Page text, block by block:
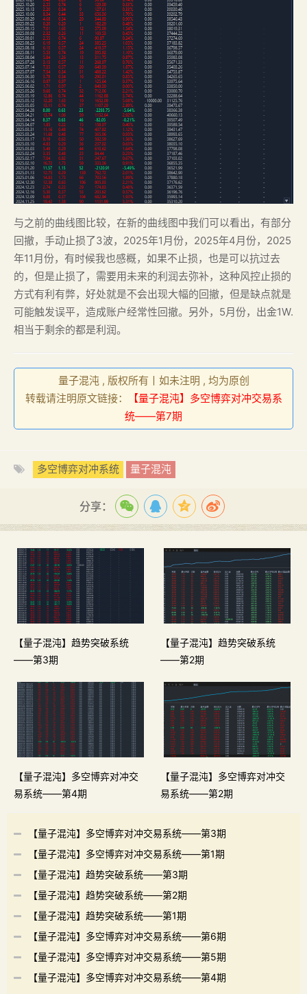
与之前的曲线图比较，在新的曲线图中我们可以看出，有部分
回撤，手动止损了3波，2025年1月份，2025年4月份，2025
年11月份，有时候我也感概，如果不止损，也是可以抗过去
的，但是止损了，需要用未来的利润去弥补，这种风控止损的
方式有利有弊，好处就是不会出现大幅的回撤，但是缺点就是
可能触发误平，造成账户经常性回撤。另外，5月份，出金1W.
相当于剩余的都是利润。
量子混沌 , 版权所有丨如未注明 , 均为原创
转载请注明原文链接：
【量子混沌】多空博弈对冲交易系
统——第7期
多空博弈对冲系统 量子混沌
分享：
【量子混沌】趋势突破系统
——第3期
【量子混沌】趋势突破系统
——第2期
【量子混沌】多空博弈对冲交
易系统——第4期
【量子混沌】多空博弈对冲交
易系统——第2期
【量子混沌】多空博弈对冲交易系统——第3期
【量子混沌】多空博弈对冲交易系统——第1期
【量子混沌】趋势突破系统——第3期
【量子混沌】趋势突破系统——第2期
【量子混沌】趋势突破系统——第1期
【量子混沌】多空博弈对冲交易系统——第6期
【量子混沌】多空博弈对冲交易系统——第5期
【量子混沌】多空博弈对冲交易系统——第4期